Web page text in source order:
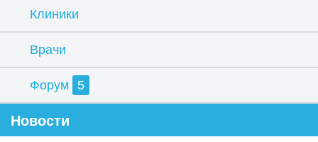
Клиники
Врачи
Форум 5
Новости